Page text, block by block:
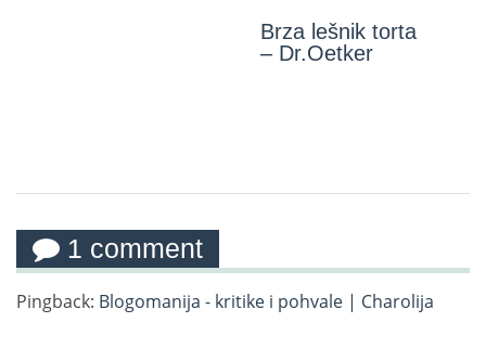
Brza lešnik torta
– Dr.Oetker
1 comment
Pingback: Blogomanija - kritike i pohvale | Charolija